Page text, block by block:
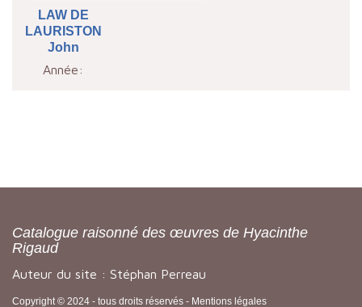
LAW DE
LAURISTON
John
Année:
Catalogue raisonné des œuvres de Hyacinthe
Rigaud
Auteur du site : Stéphan Perreau
Copyright © 2024 - tous droits réservés - Mentions légales